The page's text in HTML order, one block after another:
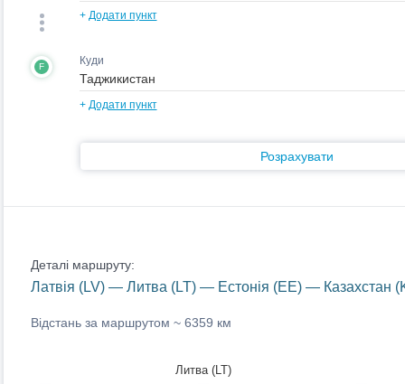
+ Додати пункт
F Куди
+ Додати пункт
Розрахувати
Деталі маршруту:
Латвія (LV) — Литва (LT) — Естонія (EE) — Казахстан
Відстань за маршрутом ~ 6359 км
Литва (LT)